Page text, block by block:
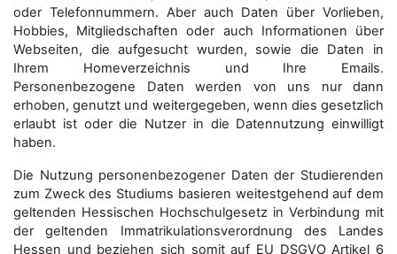
oder Telefonnummern. Aber auch Daten über Vorlieben,
Hobbies, Mitgliedschaften oder auch Informationen über
Webseiten, die aufgesucht wurden, sowie die Daten in
Ihrem Homeverzeichnis und Ihre Emails.
Personenbezogene Daten werden von uns nur dann
erhoben, genutzt und weitergegeben, wenn dies gesetzlich
erlaubt ist oder die Nutzer in die Datennutzung einwilligt
haben.
Die Nutzung personenbezogener Daten der Studierenden
zum Zweck des Studiums basieren weitestgehend auf dem
geltenden Hessischen Hochschulgesetz in Verbindung mit
der geltenden Immatrikulationsverordnung des Landes
Hessen und beziehen sich somit auf EU DSGVO Artikel 6